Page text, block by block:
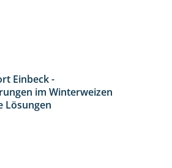
7:08
Einbeck -
im Winterweizen
Lösungen